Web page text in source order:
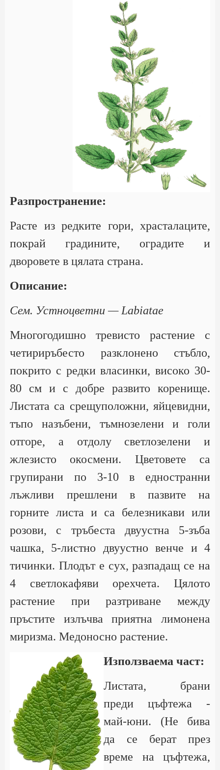
Разпространение:
Расте из редките гори, храсталаците,
покрай градините, оградите и
дворовете в цялата страна.
Описание:
Сем. Устноцветни — Labiatae
Многогодишно тревисто растение с
четириръбесто разклонено стъбло,
покрито с редки власинки, високо 30-
80 см и с добре развито коренище.
Листата са срещуположни, яйцевидни,
тъпо назъбени, тъмнозелени и голи
отгоре, а отдолу светлозелени и
жлезисто окосмени. Цветовете са
групирани по 3-10 в едностранни
лъжливи прешлени в пазвите на
горните листа и са белезникави или
розови, с тръбеста двуустна 5-зъба
чашка, 5-листно двуустно венче и 4
тичинки. Плодът е сух, разпадащ се на
4 светлокафяви орехчета. Цялото
растение при разтриване между
пръстите излъчва приятна лимонена
миризма. Медоносно растение.
Използваема част:
Листата, брани
преди цъфтежа -
май-юни. (Не бива
да се берат през
време на цъфтежа,